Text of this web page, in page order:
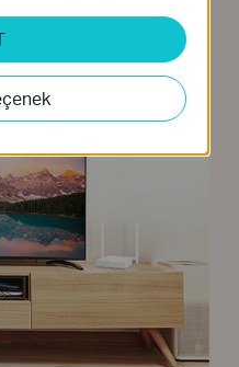
eder, böylece en
keyfini gecikmesiz